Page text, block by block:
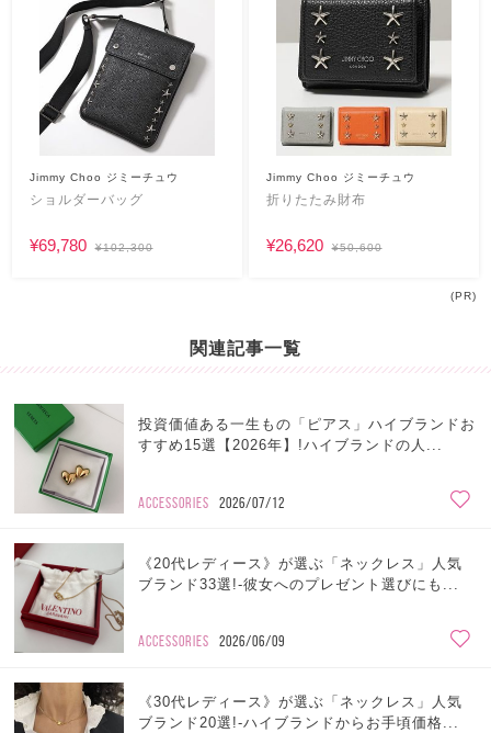
Jimmy Choo ジミーチュウ
ショルダーバッグ
¥69,780 ¥102,300
Jimmy Choo ジミーチュウ
折りたたみ財布
¥26,620 ¥50,600
(PR)
関連記事一覧
投資価値ある一生もの「ピアス」ハイブランドお
すすめ15選【2026年】!ハイブランドの人...
ACCESSORIES 2026/07/12
《20代レディース》が選ぶ「ネックレス」人気
ブランド33選!-彼女へのプレゼント選びにも...
ACCESSORIES 2026/06/09
《30代レディース》が選ぶ「ネックレス」人気
ブランド20選!-ハイブランドからお手頃価格...